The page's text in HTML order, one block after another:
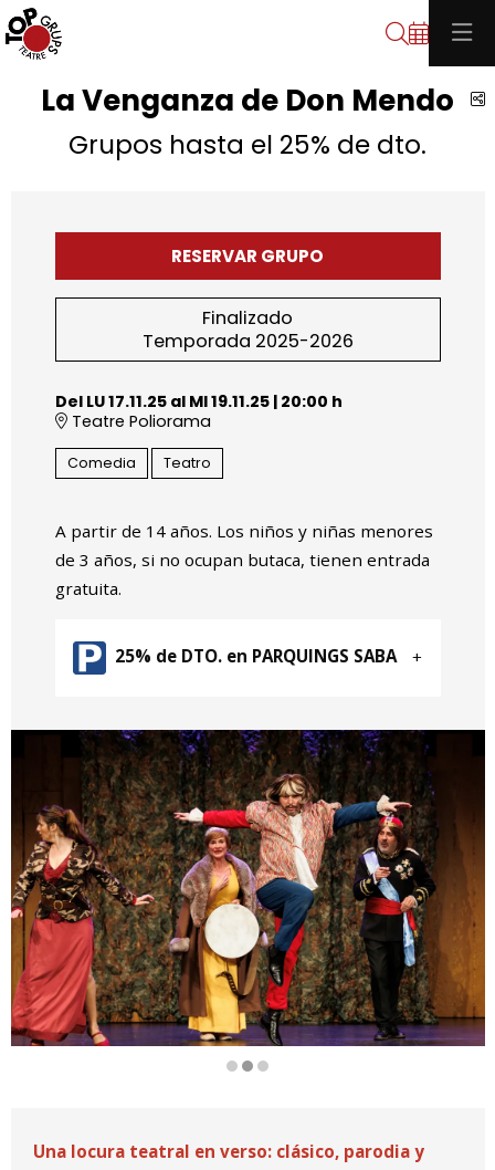
Buscar
La Venganza de Don Mendo
Grupos hasta el 25% de dto.
RESERVAR GRUPO
Finalizado
Temporada 2025-2026
Del LU 17.11.25al MI 19.11.25| 20:00 h
Teatre Poliorama
Comedia Teatro
A partir de 14 años. Los niños y niñas menores
de 3 años, si no ocupan butaca, tienen entrada
gratuita.
25% de DTO. en PARQUINGS SABA
Una locura teatral en verso: clásico, parodia y